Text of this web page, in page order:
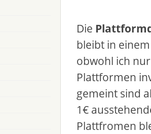
Die
bleibt in
obwohl ich
Plattformen
gemeint sind
1€
Plattfromen